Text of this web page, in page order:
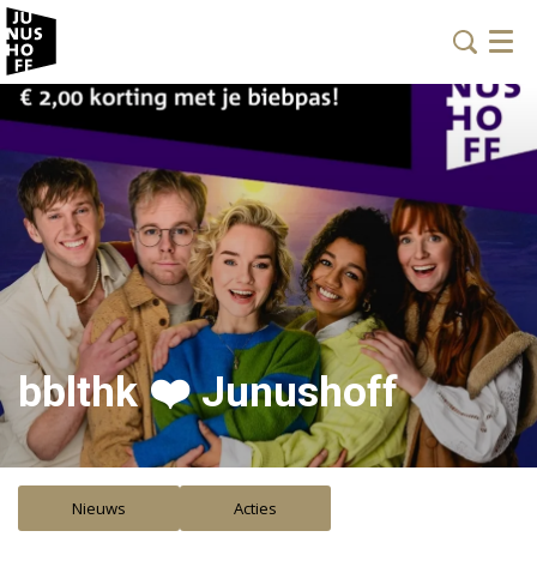
Menu
bblthk ❤️ Junushoff
Nieuws Acties